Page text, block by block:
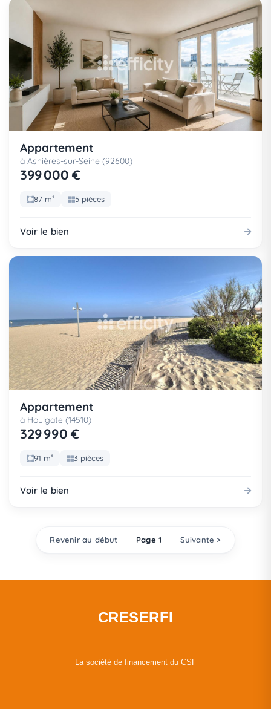
Appartement
à Asnières-sur-Seine (92600)
399 000 €
87 m² 5 pièces
Voir le bien
Appartement
à Houlgate (14510)
329 990 €
91 m² 3 pièces
Voir le bien
Revenir au début Page 1 Suivante >
CRESERFI
La société de financement du CSF